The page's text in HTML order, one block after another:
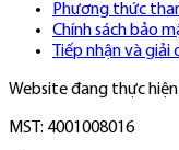
Phương thức
Chính sách bảo
Tiếp nhận và
Website đang thực
MST: 4001008016